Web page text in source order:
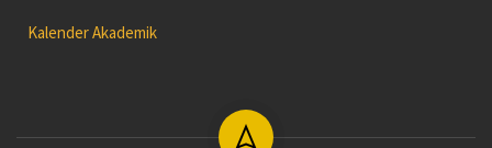
Kalender Akademik